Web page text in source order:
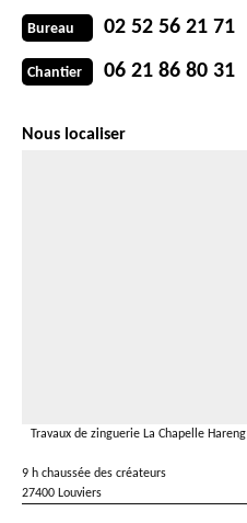
Bureau 02 52 56 21 71
Chantier 06 21 86 80 31
Nous localiser
Travaux de zinguerie La Chapelle Hareng
9 h chaussée des créateurs
27400 Louviers